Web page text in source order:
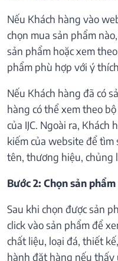
Nếu Khách hàng vào
chọn mua sản phẩm
sản phẩm hoặc xem
phẩm phù hợp với ý
Nếu Khách hàng đã có
hàng có thể xem theo
của IJC. Ngoài ra,
kiếm của website để
tên, thương hiệu, chủng
Bước 2: Chọn sản
Sau khi chọn được sản
click vào sản phẩm để
chất liệu, loại đá, thiết
hành đặt hàng nếu thấy